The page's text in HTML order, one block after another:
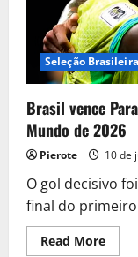
Seleção Brasileira
Brasil vence
Mundo de 2026
Pierote 10 de
O gol decisivo
final do
Read MoreRead
more